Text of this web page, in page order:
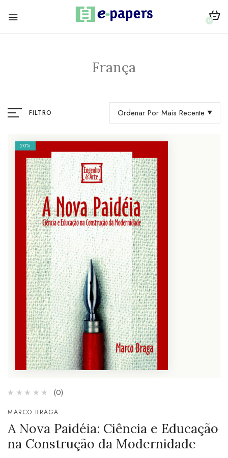
0
França
FILTRO Ordenar Por Mais Recente
20%
(0)
MARCO BRAGA
A Nova Paidéia: Ciência e Educação
na Construção da Modernidade